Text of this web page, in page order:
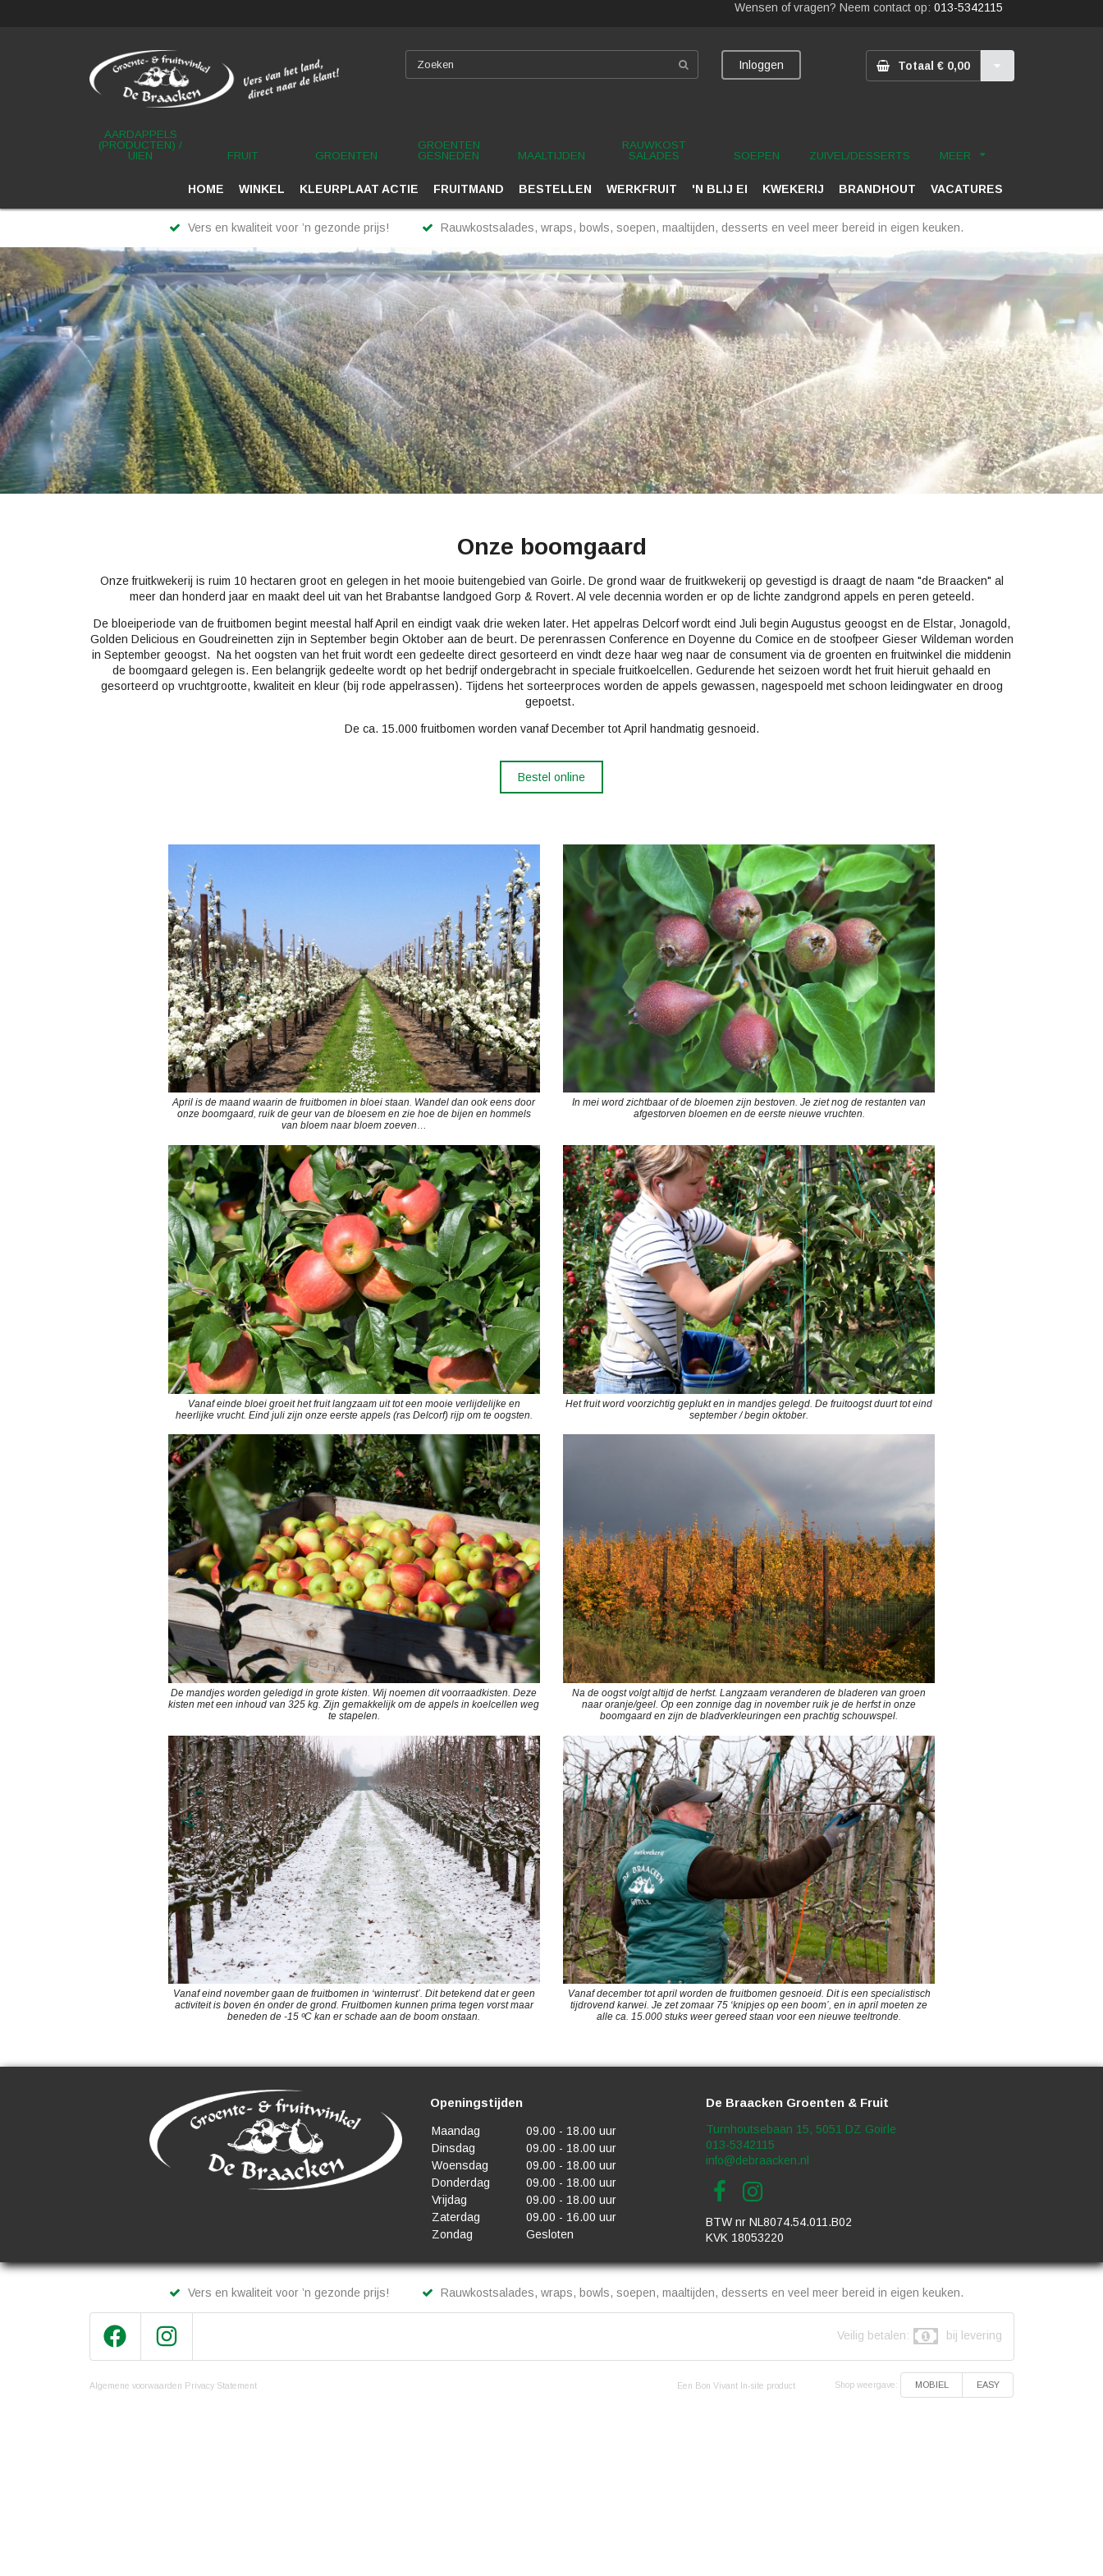
Wensen of vragen? Neem contact op: 013-5342115
Inloggen Totaal € 0,00
AARDAPPELS
(PRODUCTEN) /
UIEN
FRUIT GROENTEN
GROENTEN
GESNEDEN
MAALTIJDEN
RAUWKOST
SALADES
SOEPEN ZUIVEL/DESSERTS MEER
HOME WINKEL KLEURPLAAT ACTIE FRUITMAND BESTELLEN WERKFRUIT 'N BLIJ EI KWEKERIJ BRANDHOUT VACATURES
Vers en kwaliteit voor ’n gezonde prijs! Rauwkostsalades, wraps, bowls, soepen, maaltijden, desserts en veel meer bereid in eigen keuken.
Onze boomgaard
Onze fruitkwekerij is ruim 10 hectaren groot en gelegen in het mooie buitengebied van Goirle. De grond waar de fruitkwekerij op gevestigd is draagt de naam "de Braacken" al
meer dan honderd jaar en maakt deel uit van het Brabantse landgoed Gorp & Rovert. Al vele decennia worden er op de lichte zandgrond appels en peren geteeld.
De bloeiperiode van de fruitbomen begint meestal half April en eindigt vaak drie weken later. Het appelras Delcorf wordt eind Juli begin Augustus geoogst en de Elstar, Jonagold,
Golden Delicious en Goudreinetten zijn in September begin Oktober aan de beurt. De perenrassen Conference en Doyenne du Comice en de stoofpeer Gieser Wildeman worden
in September geoogst. Na het oogsten van het fruit wordt een gedeelte direct gesorteerd en vindt deze haar weg naar de consument via de groenten en fruitwinkel die middenin
de boomgaard gelegen is. Een belangrijk gedeelte wordt op het bedrijf ondergebracht in speciale fruitkoelcellen. Gedurende het seizoen wordt het fruit hieruit gehaald en
gesorteerd op vruchtgrootte, kwaliteit en kleur (bij rode appelrassen). Tijdens het sorteerproces worden de appels gewassen, nagespoeld met schoon leidingwater en droog
gepoetst.
De ca. 15.000 fruitbomen worden vanaf December tot April handmatig gesnoeid.
Bestel online
April is de maand waarin de fruitbomen in bloei staan. Wandel dan ook eens door
onze boomgaard, ruik de geur van de bloesem en zie hoe de bijen en hommels
van bloem naar bloem zoeven…
In mei word zichtbaar of de bloemen zijn bestoven. Je ziet nog de restanten van
afgestorven bloemen en de eerste nieuwe vruchten.
Vanaf einde bloei groeit het fruit langzaam uit tot een mooie verlijdelijke en
heerlijke vrucht. Eind juli zijn onze eerste appels (ras Delcorf) rijp om te oogsten.
Het fruit word voorzichtig geplukt en in mandjes gelegd. De fruitoogst duurt tot eind
september / begin oktober.
De mandjes worden geledigd in grote kisten. Wij noemen dit voorraadkisten. Deze
kisten met een inhoud van 325 kg. Zijn gemakkelijk om de appels in koelcellen weg
te stapelen.
Na de oogst volgt altijd de herfst. Langzaam veranderen de bladeren van groen
naar oranje/geel. Op een zonnige dag in november ruik je de herfst in onze
boomgaard en zijn de bladverkleuringen een prachtig schouwspel.
Vanaf eind november gaan de fruitbomen in ‘winterrust’. Dit betekend dat er geen
activiteit is boven én onder de grond. Fruitbomen kunnen prima tegen vorst maar
beneden de -15 ºC kan er schade aan de boom onstaan.
Vanaf december tot april worden de fruitbomen gesnoeid. Dit is een specialistisch
tijdrovend karwei. Je zet zomaar 75 ‘knipjes op een boom’, en in april moeten ze
alle ca. 15.000 stuks weer gereed staan voor een nieuwe teeltronde.
Openingstijden
Maandag
09.00 - 18.00 uur
Dinsdag
09.00 - 18.00 uur
Woensdag
09.00 - 18.00 uur
Donderdag
09.00 - 18.00 uur
Vrijdag
09.00 - 18.00 uur
Zaterdag
09.00 - 16.00 uur
Zondag
Gesloten
De Braacken Groenten & Fruit
Turnhoutsebaan 15, 5051 DZ Goirle
013-5342115
info@debraacken.nl
BTW nr NL8074.54.011.B02
KVK 18053220
Vers en kwaliteit voor ’n gezonde prijs! Rauwkostsalades, wraps, bowls, soepen, maaltijden, desserts en veel meer bereid in eigen keuken.
Veilig betalen: bij levering
Algemene voorwaarden Privacy Statement Een Bon Vivant In-site product Shop weergave: MOBIEL EASY